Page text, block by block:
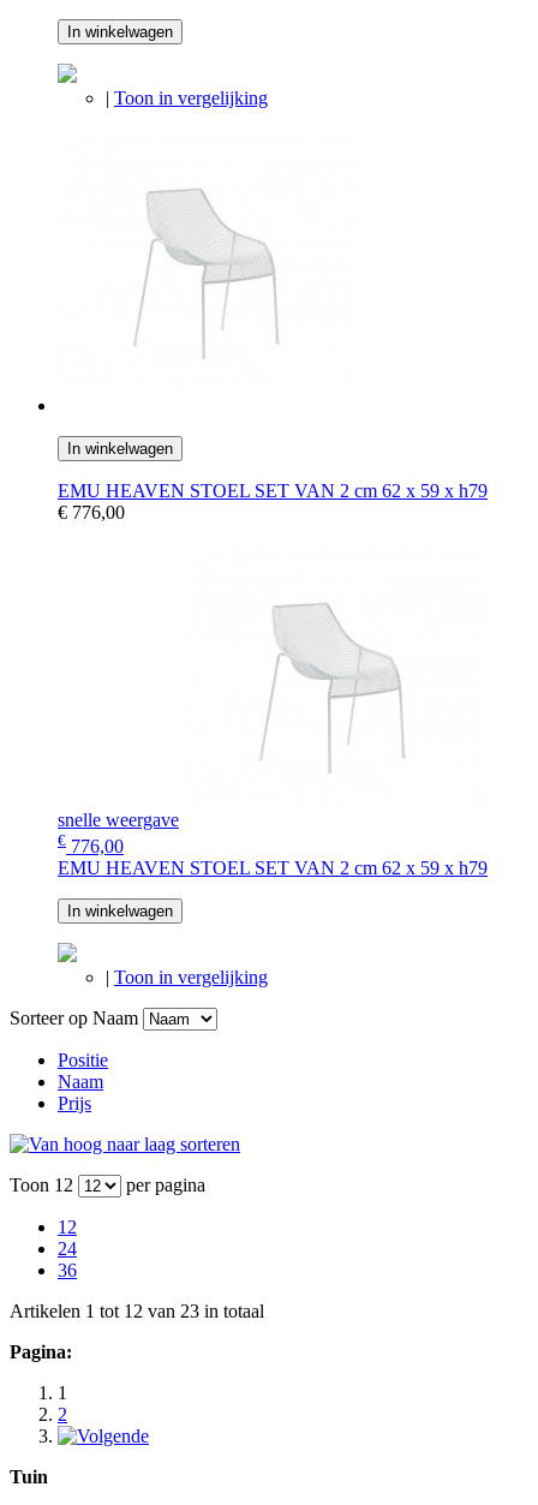
In winkelwagen
| Toon in vergelijking
In winkelwagen
EMU HEAVEN STOEL SET VAN 2 cm 62 x 59 x h79
€ 776,00
snelle weergave
€ 776,00
EMU HEAVEN STOEL SET VAN 2 cm 62 x 59 x h79
In winkelwagen
| Toon in vergelijking
Sorteer op Naam
Positie
Naam
Prijs
Toon 12 per pagina
12
24
36
Artikelen 1 tot 12 van 23 in totaal
Pagina:
1
2
Tuin